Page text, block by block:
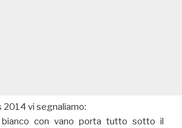
2014 vi segnaliamo:
con vano porta tutto sotto il